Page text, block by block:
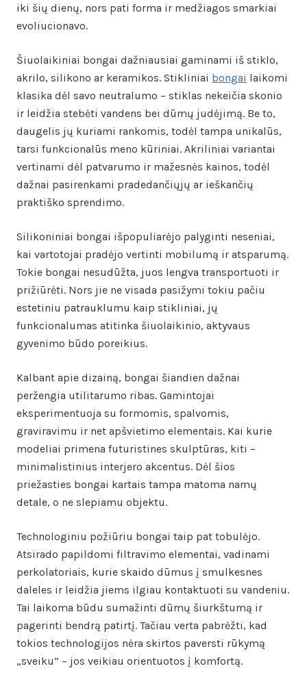
iki šių dienų, nors pati forma ir medžiagos smarkiai
evoliucionavo.
Šiuolaikiniai bongai dažniausiai gaminami iš stiklo,
akrilo, silikono ar keramikos. Stikliniai bongai laikomi
klasika dėl savo neutralumo – stiklas nekeičia skonio
ir leidžia stebėti vandens bei dūmų judėjimą. Be to,
daugelis jų kuriami rankomis, todėl tampa unikalūs,
tarsi funkcionalūs meno kūriniai. Akriliniai variantai
vertinami dėl patvarumo ir mažesnės kainos, todėl
dažnai pasirenkami pradedančiųjų ar ieškančių
praktiško sprendimo.
Silikoniniai bongai išpopuliarėjo palyginti neseniai,
kai vartotojai pradėjo vertinti mobilumą ir atsparumą.
Tokie bongai nesudūžta, juos lengva transportuoti ir
prižiūrėti. Nors jie ne visada pasižymi tokiu pačiu
estetiniu patrauklumu kaip stikliniai, jų
funkcionalumas atitinka šiuolaikinio, aktyvaus
gyvenimo būdo poreikius.
Kalbant apie dizainą, bongai šiandien dažnai
peržengia utilitarumo ribas. Gamintojai
eksperimentuoja su formomis, spalvomis,
graviravimu ir net apšvietimo elementais. Kai kurie
modeliai primena futuristines skulptūras, kiti –
minimalistinius interjero akcentus. Dėl šios
priežasties bongai kartais tampa matoma namų
detale, o ne slepiamu objektu.
Technologiniu požiūriu bongai taip pat tobulėjo.
Atsirado papildomi filtravimo elementai, vadinami
perkolatoriais, kurie skaido dūmus į smulkesnes
daleles ir leidžia jiems ilgiau kontaktuoti su vandeniu.
Tai laikoma būdu sumažinti dūmų šiurkštumą ir
pagerinti bendrą patirtį. Tačiau verta pabrėžti, kad
tokios technologijos nėra skirtos paversti rūkymą
„sveiku“ – jos veikiau orientuotos į komfortą.